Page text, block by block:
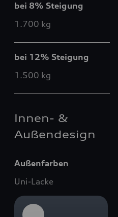
bei 8% Steigung
1.700 kg
bei 12% Steigung
1.500 kg
Innen- &
Außendesign
Außenfarben
Uni-Lacke